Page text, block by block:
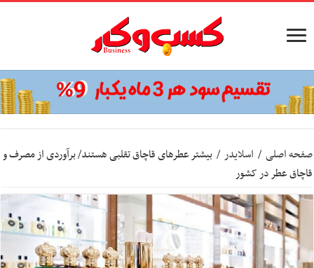
صفحه اصلی / اسلایدر / بیشتر عطرهای قاچاق تقلبی هستند/ برآوردی از مصرف و
قاچاق عطر در کشور